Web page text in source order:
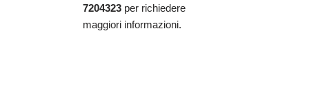
7204323 per richiedere
maggiori informazioni.